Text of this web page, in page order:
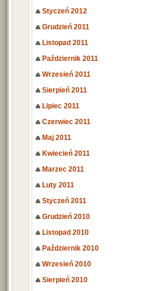
Styczeń 2012
Grudzień 2011
Listopad 2011
Październik 2011
Wrzesień 2011
Sierpień 2011
Lipiec 2011
Czerwiec 2011
Maj 2011
Kwiecień 2011
Marzec 2011
Luty 2011
Styczeń 2011
Grudzień 2010
Listopad 2010
Październik 2010
Wrzesień 2010
Sierpień 2010